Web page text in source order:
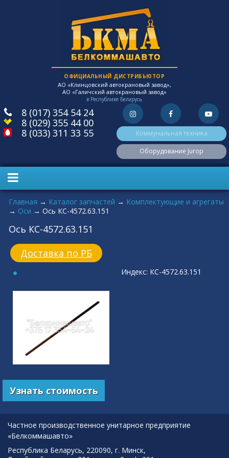
ОФИЦИАЛЬНЫЙ ДИСТРИБЬЮТОР
АО «Клинцовский автокрановый завод»,
АО «Галичский автокрановый завод»
в Республике Беларусь
8 (017) 354 54 24
8 (029) 355 44 00
8 (033) 311 33 55
Коммунальная техника
Оборудование Jurop
Вы здесь
Главная → Каталог запчастей → Комплектующие и агрегаты
→ Оси → Ось КС-4572.63.151
Ось КС-4572.63.151
Доставка по РБ
Узнать стоимость
Индекс: КС-4572.63.151
Частное производственное унитарное предприятие
«Белкоммашавто»
Республика Беларусь, 220090, г. Минск,